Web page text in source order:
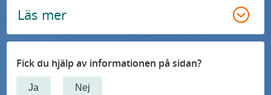
Läs mer
Fick du hjälp av informationen på sidan?
Ja Nej